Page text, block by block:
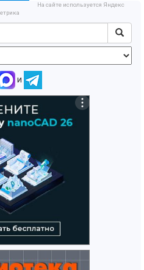
На сайте используется Яндекс
и